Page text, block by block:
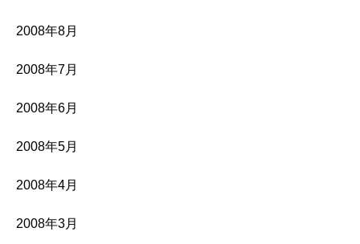
2008年8月
2008年7月
2008年6月
2008年5月
2008年4月
2008年3月